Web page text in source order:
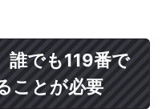
誰でも119番で
ことが必要